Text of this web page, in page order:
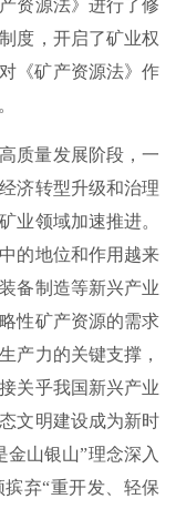
资源法》进行了修
度，开启了矿业权
《矿产资源法》作
质量发展阶段，一
济转型升级和治理
业领域加速推进。
的地位和作用越来
备制造等新兴产业
性矿产资源的需求
产力的关键支撑，
关乎我国新兴产业
文明建设成为新时
山银山”理念深入
弃“重开发、轻保